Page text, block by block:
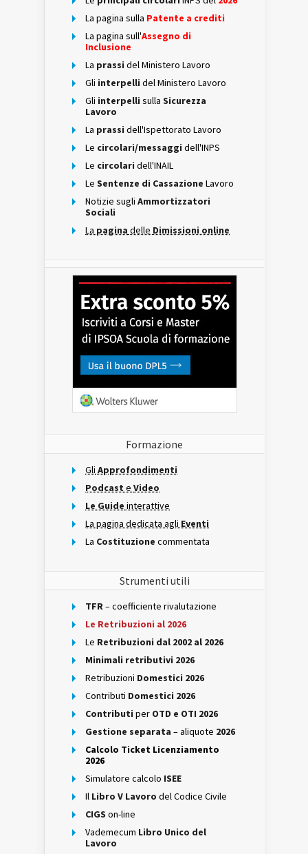
La pagina sulla Patente a crediti
La pagina sull'Assegno di
Inclusione
La prassi del Ministero Lavoro
Gli interpelli del Ministero Lavoro
Gli interpelli sulla Sicurezza
Lavoro
La prassi dell'Ispettorato Lavoro
Le circolari/messaggi dell'INPS
Le circolari dell'INAIL
Le Sentenze di Cassazione Lavoro
Notizie sugli Ammortizzatori
Sociali
La pagina delle Dimissioni online
Formazione
Gli Approfondimenti
Podcast e Video
Le Guide interattive
La pagina dedicata agli Eventi
La Costituzione commentata
Strumenti utili
TFR– coefficiente rivalutazione
Le Retribuzioni al 2026
Le Retribuzioni dal 2002 al 2026
Minimali retributivi 2026
Retribuzioni Domestici 2026
Contributi Domestici 2026
Contributi per OTD e OTI 2026
Gestione separata – aliquote 2026
Calcolo Ticket Licenziamento
2026
Simulatore calcolo ISEE
Il Libro V Lavoro del Codice Civile
CIGS on-line
Vademecum Libro Unico del
Lavoro